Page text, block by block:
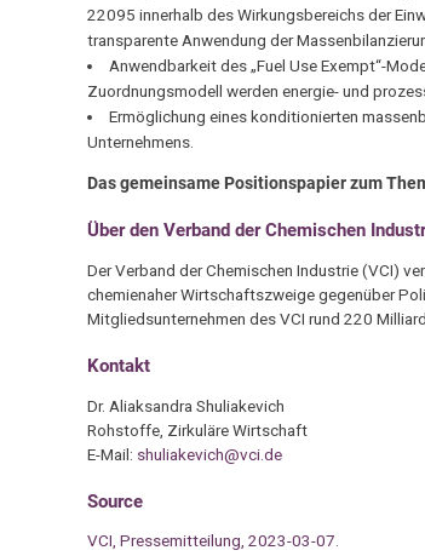
22095 innerhalb des Wirkungsbereichs der
transparente Anwendung der
Anwendbarkeit des „Fuel Use Exempt“-
Zuordnungsmodell werden energie- und
Ermöglichung eines konditionierten
Unternehmens.
Das gemeinsame Positionspapier zum
Über den Verband der Chemischen
Der Verband der Chemischen Industrie (VCI)
chemienaher Wirtschaftszweige gegenüber
Mitgliedsunternehmen des VCI rund 220
Kontakt
Dr. Aliaksandra Shuliakevich
Rohstoffe, Zirkuläre Wirtschaft
E-Mail: shuliakevich@vci.de
Source
VCI, Pressemitteilung, 2023-03-07.